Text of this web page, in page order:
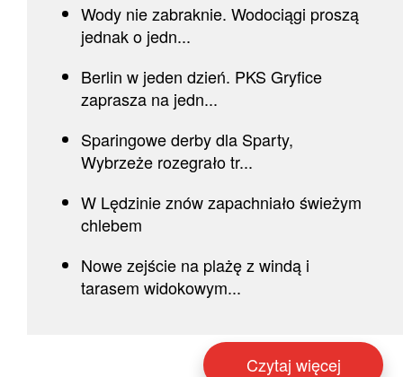
Wody nie zabraknie. Wodociągi proszą
jednak o jedn...
Berlin w jeden dzień. PKS Gryfice
zaprasza na jedn...
Sparingowe derby dla Sparty,
Wybrzeże rozegrało tr...
W Lędzinie znów zapachniało świeżym
chlebem
Nowe zejście na plażę z windą i
tarasem widokowym...
Czytaj więcej